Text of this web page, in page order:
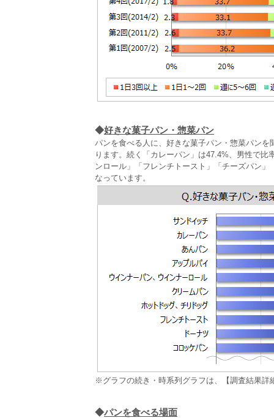
◆好きな菓子パン・惣菜パン
パンを食べる人に、好きな菓子パン・惣菜パン
ります。続く「カレーパン」は47.4%、男性で
ンロール」「フレンチトースト」「チーズパン
なっています。
※グラフの続き・時系列グラフは、【調査結果詳
◆パンを食べる場面